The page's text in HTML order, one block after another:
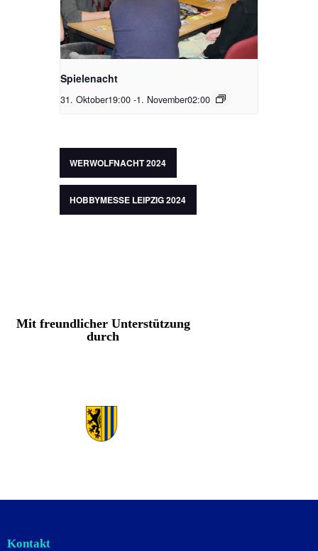
Spielenacht
31. Oktober19:00 -1. November02:00
WERWOLFNACHT 2024
HOBBYMESSE LEIPZIG 2024
Mit freundlicher Unterstützung
durch
Kontakt